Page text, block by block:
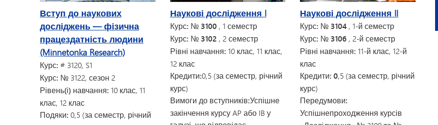
Вступ до наукових
досліджень — фізична
працездатність людини
(Minnetonka Research)
Курс: # 3120, S1
Курс: № 3122, сезон 2
Рівень(і) навчання: 10 клас, 11
клас, 12 клас
Подяки: 0,5 (за семестр, річний
Наукові дослідження I
Курс: № 3100 , 1 семестр
Курс: № 3102 , 2 семестр
Рівні навчання: 10 клас, 11 клас,
12 клас
Кредити:0,5 (за семестр, річний
курс)
Вимоги до вступників:Успішне
закінчення курсу AP або IB у
Наукові дослідження II
Курс: № 3104, 1-й семестр
Курс: № 3106, 2-й семестр
Рівні навчання: 11-й клас, 12-й
клас
Кредити: 0,5 (за семестр, річний
курс)
Передумови:
Успішнепроходження курсів